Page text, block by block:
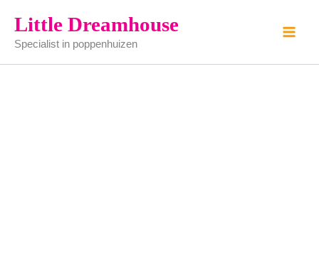
naar
inhoud
Little Dreamhouse
Specialist in poppenhuizen
aantal